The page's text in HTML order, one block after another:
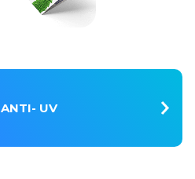
ANTI- UV